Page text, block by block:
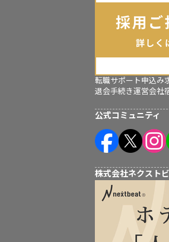
転職サポート申込み
退会手続き運営会社
公式コミュニティ
株式会社ネクスト